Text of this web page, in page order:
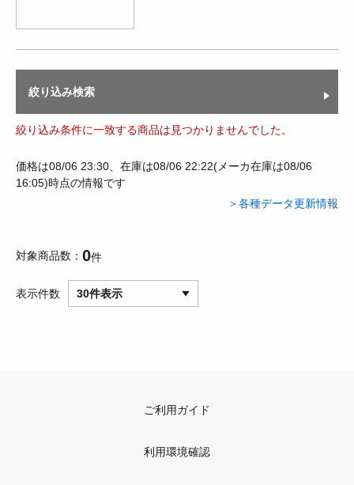
絞り込み検索
絞り込み条件に一致する商品は見つかりませんでした。
価格は08/06 23:30、在庫は08/06 22:22(メーカ在庫は08/06
16:05)時点の情報です
＞各種データ更新情報
対象商品数 0件
表示件数 30件表示
ご利用ガイド
利用環境確認